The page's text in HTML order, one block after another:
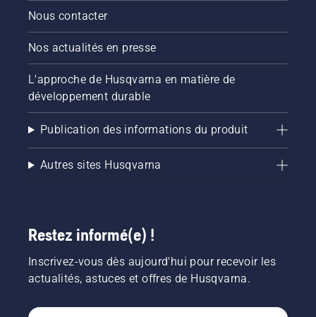
et
désactiver
le mode
savE.
Nous contacter
Nos actualités en presse
L'approche de Husqvarna en matière de
développement durable
Publication des informations du produit
Autres sites Husqvarna
Restez informé(e) !
Inscrivez-vous dès aujourd'hui pour recevoir les
actualités, astuces et offres de Husqvarna.